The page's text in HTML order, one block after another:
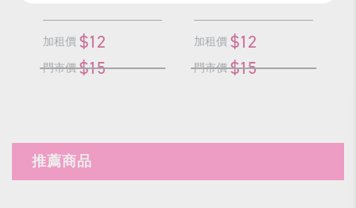
加租價 $12
門市價 $15
加租價 $12
門市價 $15
推薦商品